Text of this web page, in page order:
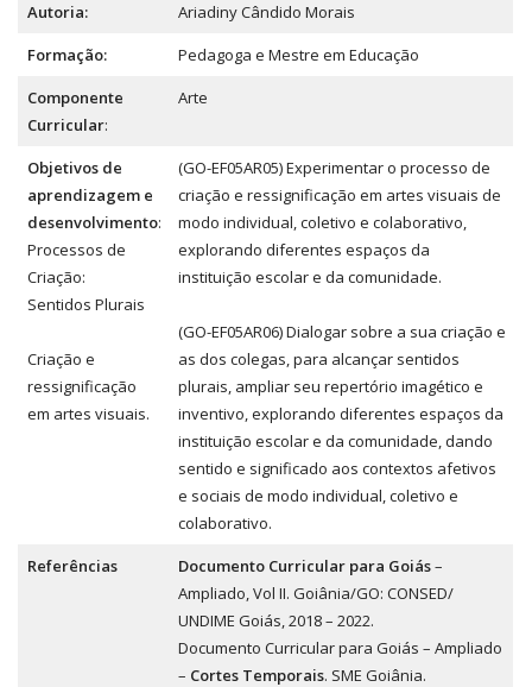
Autoria:
Ariadiny Cândido Morais
Formação:
Pedagoga e Mestre em Educação
Componente
Curricular:
Arte
Objetivos de
aprendizagem e
desenvolvimento:
Processos de
Criação:
Sentidos Plurais
Criação e
ressignificação
em artes visuais.
(GO-EF05AR05) Experimentar o processo de
criação e ressignificação em artes visuais de
modo individual, coletivo e colaborativo,
explorando diferentes espaços da
instituição escolar e da comunidade.
(GO-EF05AR06) Dialogar sobre a sua criação e
as dos colegas, para alcançar sentidos
plurais, ampliar seu repertório imagético e
inventivo, explorando diferentes espaços da
instituição escolar e da comunidade, dando
sentido e significado aos contextos afetivos
e sociais de modo individual, coletivo e
colaborativo.
Referências
Documento Curricular para Goiás–
Ampliado, Vol II. Goiânia/GO: CONSED/
UNDIME Goiás, 2018 – 2022.
Documento Curricular para Goiás – Ampliado
– Cortes Temporais. SME Goiânia.